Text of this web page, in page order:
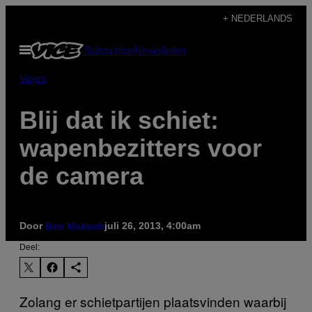
de
inhoud
+ NEDERLANDS
Open
menu
SubscribeNewsletter
Viajes
Blij dat ik schiet:
wapenbezitters voor
de camera
Door Ben Makuchjuli 26, 2013, 4:00am
Deel:
Zolang er schietpartijen plaatsvinden waarbij